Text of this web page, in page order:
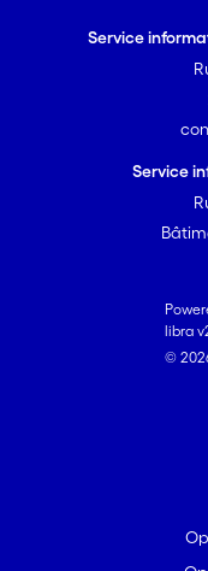
Service
Service
libra
©